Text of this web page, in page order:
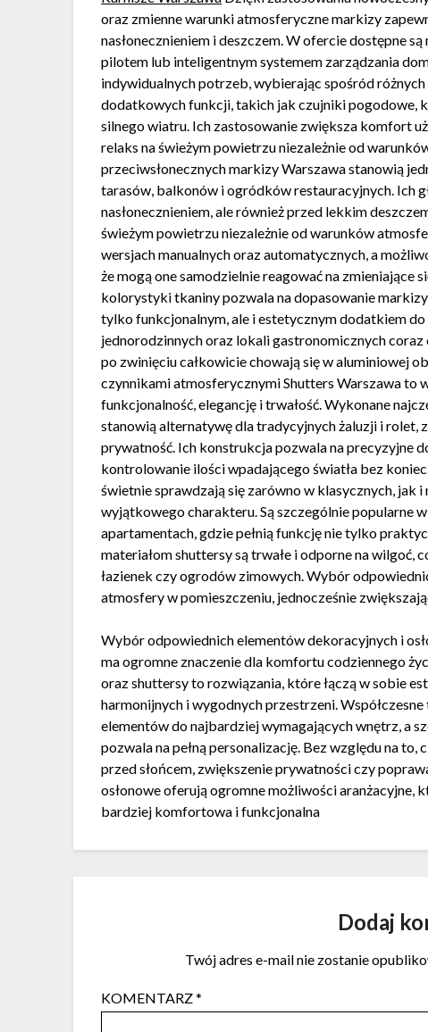
oraz zmienne warunki atmosferyczne markizy
nasłonecznieniem i deszczem. W ofercie dostępne
pilotem lub inteligentnym systemem zarządzania
indywidualnych potrzeb, wybierając spośród
dodatkowych funkcji, takich jak czujniki pogodowe,
silnego wiatru. Ich zastosowanie zwiększa komfort
relaks na świeżym powietrzu niezależnie od
przeciwsłonecznych markizy Warszawa stanowią
tarasów, balkonów i ogródków restauracyjnych. Ich
nasłonecznieniem, ale również przed lekkim
świeżym powietrzu niezależnie od warunków
wersjach manualnych oraz automatycznych, a
że mogą one samodzielnie reagować na zmieniające
kolorystyki tkaniny pozwala na dopasowanie
tylko funkcjonalnym, ale i estetycznym dodatkiem
jednorodzinnych oraz lokali gastronomicznych
po zwinięciu całkowicie chowają się w aluminiowej
czynnikami atmosferycznymi Shutters Warszawa to
funkcjonalność, elegancję i trwałość. Wykonane
stanowią alternatywę dla tradycyjnych żaluzji i rolet,
prywatność. Ich konstrukcja pozwala na precyzyjne
kontrolowanie ilości wpadającego światła bez
świetnie sprawdzają się zarówno w klasycznych, jak
wyjątkowego charakteru. Są szczególnie popularne
apartamentach, gdzie pełnią funkcję nie tylko
materiałom shuttersy są trwałe i odporne na wilgoć,
łazienek czy ogrodów zimowych. Wybór
atmosfery w pomieszczeniu, jednocześnie
Wybór odpowiednich elementów dekoracyjnych i
ma ogromne znaczenie dla komfortu codziennego
oraz shuttersy to rozwiązania, które łączą w sobie
harmonijnych i wygodnych przestrzeni.
elementów do najbardziej wymagających wnętrz, a
pozwala na pełną personalizację. Bez względu na
przed słońcem, zwiększenie prywatności czy
osłonowe oferują ogromne możliwości aranżacyjne,
bardziej komfortowa i funkcjonalna
Dodaj
Twój adres e-mail nie zostanie
KOMENTARZ*